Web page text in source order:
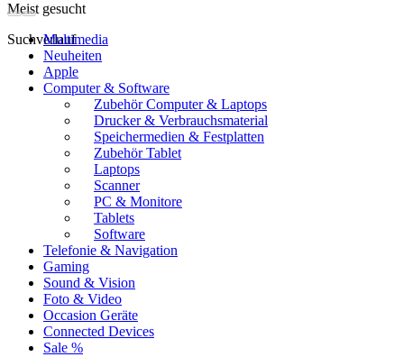
Meist gesucht
SuchverlaufMultimedia
Neuheiten
Apple
Computer & Software
Zubehör Computer & Laptops
Drucker & Verbrauchsmaterial
Speichermedien & Festplatten
Zubehör Tablet
Laptops
Scanner
PC & Monitore
Tablets
Software
Telefonie & Navigation
Gaming
Sound & Vision
Foto & Video
Occasion Geräte
Connected Devices
Sale %